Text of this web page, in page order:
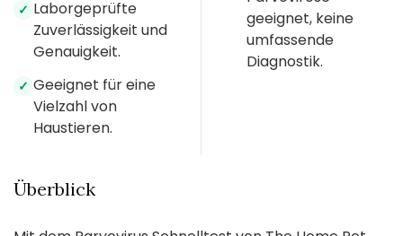
✓ Laborgeprüfte
Zuverlässigkeit und
Genauigkeit.
✓ Geeignet für eine
Vielzahl von
Haustieren.
geeignet, keine
umfassende
Diagnostik.
Überblick